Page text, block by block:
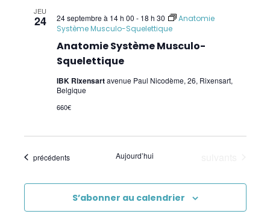
Analyse Transactionnelle (AT)
Autres Formations
Communication et Trauma
EmRes
Massage et Méthodes physiques douces
Pauses Bien-Être
Pour les enfants
Premiers Secours
Sciences
JEU
24
Anatomie Système Musculo-
Squelettique
24 septembre à 14 h 00 - 18 h 30
Anatomie
Système Musculo-Squelettique
IBK Rixensartavenue Paul Nicodème, 26, Rixensart,
Belgique
660€
Évènements
précédents Aujourd’hui
S’abonner au calendrier